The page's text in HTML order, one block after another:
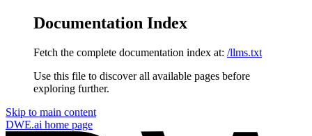
Documentation Index
Fetch the complete documentation index at: /llms.txt
Use this file to discover all available pages before
exploring further.
Skip to main content
DWE.ai home page